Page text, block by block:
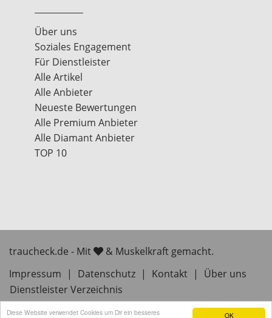
OK
Diese Website verwendet Cookies um Dir ein besseres
Über uns
Soziales Engagement
Für Dienstleister
Alle Artikel
Alle Anbieter
Neueste Bewertungen
Alle Premium Anbieter
Alle Diamant Anbieter
TOP 10
traucheck.de - Mit
& Muskelkraft gemacht.
Impressum
| Datenschutz | Kontakt |
Über uns
Dienstleister Verzeichnis